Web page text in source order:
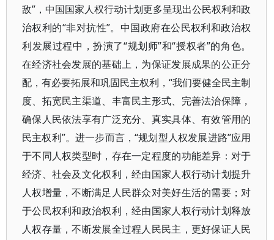
敌”，中国国家人权行动计划更多呈现出公民权利和政
治权利的“非对抗性”。中国政府在公民权利和政治权
利发展过程中，扮演了“规划师”和“授权者”的角色。
在经济社会发展的基础上，为保证发展成果的公正分
配，有必要拓展和巩固民主权利，“我们要健全民主制
度、拓宽民主渠道、丰富民主形式、完善法治保障，
确保人民依法享有广泛充分、真实具体、有效管用的
民主权利”。进一步而言，“规划型人权发展进路”应用
于不同人权类型时，存在一定程度的功能差异：对于
经济、社会及文化权利，经由国家人权行动计划提升
人权增量，不断满足人民群众对美好生活的需要；对
于公民权利和政治权利，经由国家人权行动计划释放
人权存量，不断发展全过程人民民主，更好保证人民